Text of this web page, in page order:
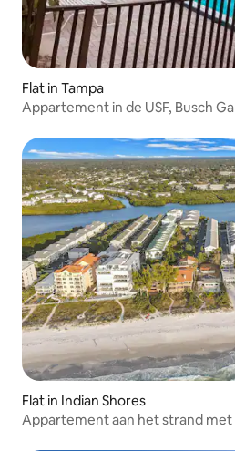
Flat in Tampa
Appartement in de USF, Busch
Flat in Indian Shores
Appartement aan het strand